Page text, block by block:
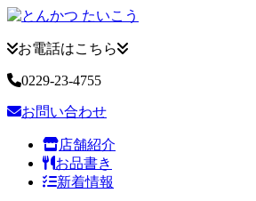
お電話はこちら
0229-23-4755
お問い合わせ
店舗紹介
お品書き
新着情報